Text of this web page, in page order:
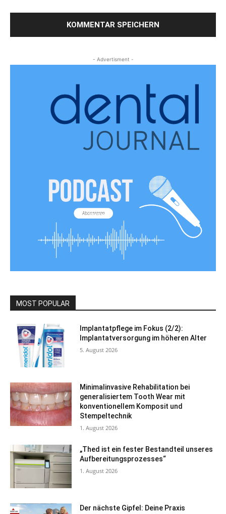
- Advertisment -
MOST POPULAR
Implantatpflege im Fokus (2/2):
Implantatversorgung im höheren Alter
5. August 2026
Minimalinvasive Rehabilitation bei
generalisiertem Tooth Wear mit
konventionellem Komposit und
Stempeltechnik
1. August 2026
„Thed ist ein fester Bestandteil unseres
Aufbereitungsprozesses“
1. August 2026
Der nächste Gipfel: Deine Praxis